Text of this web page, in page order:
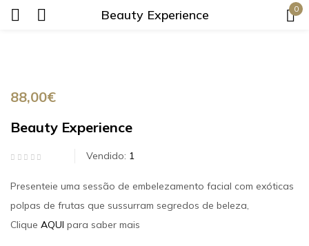
Beauty Experience 0
88,00€
Beauty Experience
Vendido: 1
Presenteie uma sessão de embelezamento facial com exóticas
polpas de frutas que sussurram segredos de beleza,
Clique AQUI para saber mais
Lembrar-me
Login